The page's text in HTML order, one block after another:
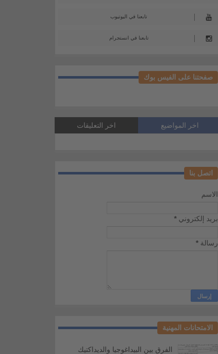
تابعنا في اليوتيوب
تابعنا في انستجرام
صفحتنا على الفيس بوك
اخر المواضيع اخر التعليقات
اتصل بنا
الاسم
بريد إلكتروني *
رسالة *
الامتحانات المهنية
الفرق بين البيداغوجيا والديداكتيك